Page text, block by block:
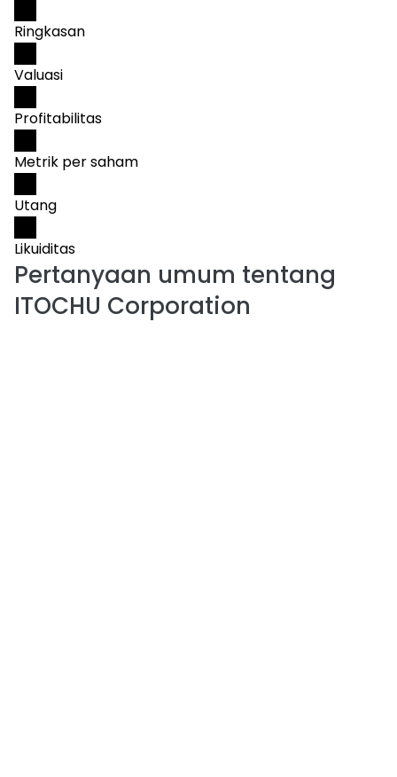
Ringkasan
Valuasi
Profitabilitas
Metrik per saham
Utang
Likuiditas
Pertanyaan umum tentang
ITOCHU Corporation